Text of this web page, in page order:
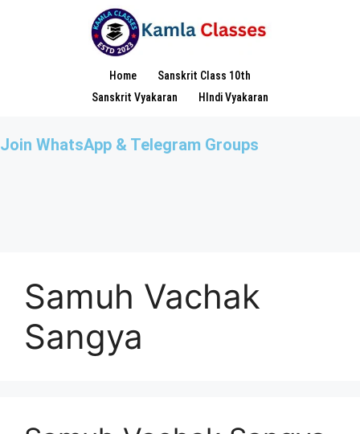
Home
Sanskrit Class 10th
Sanskrit Vyakaran
HIndi Vyakaran
Join WhatsApp & Telegram Groups
Samuh Vachak
Sangya